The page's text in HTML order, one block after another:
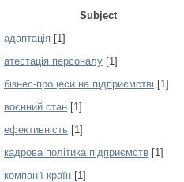
Subject
адаптація [1]
атестація персоналу [1]
бізнес-процеси на підприємстві [1]
воєнний стан [1]
ефективність [1]
кадрова політика підприємств [1]
компанії країн [1]